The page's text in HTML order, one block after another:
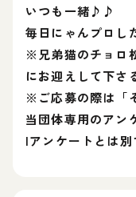
いつも一緒‎♪♪
毎日にゃんプロし
※兄弟猫のチョロ
にお迎えして下さ
※ご応募の際は「
当団体専用のアン
Iアンケートとは別